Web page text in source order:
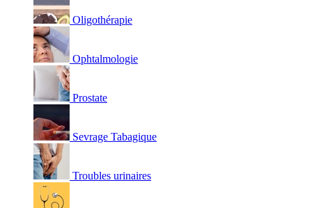
Oligothérapie
Ophtalmologie
Prostate
Sevrage Tabagique
Troubles urinaires